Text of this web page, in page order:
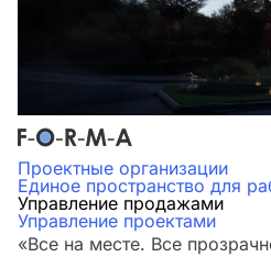
Проектные организации
Единое пространство для
Управление продажами
Управление проектами
«Все на месте. Все